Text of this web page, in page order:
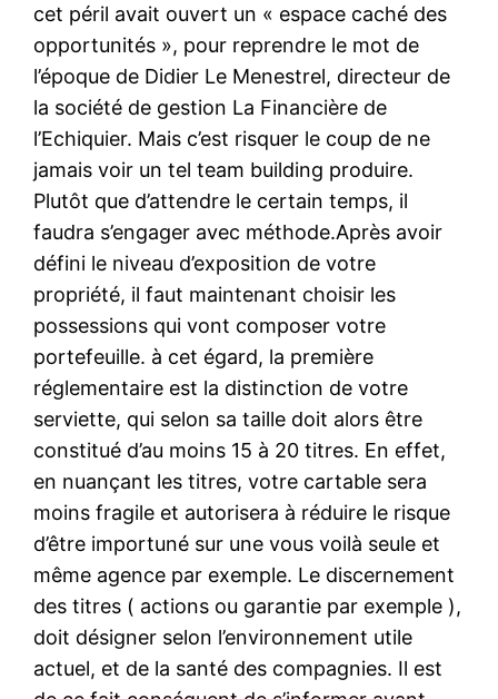
cet péril avait ouvert un « espace caché des
opportunités », pour reprendre le mot de
l’époque de Didier Le Menestrel, directeur de
la société de gestion La Financière de
l’Echiquier. Mais c’est risquer le coup de ne
jamais voir un tel team building produire.
Plutôt que d’attendre le certain temps, il
faudra s’engager avec méthode.Après avoir
défini le niveau d’exposition de votre
propriété, il faut maintenant choisir les
possessions qui vont composer votre
portefeuille. à cet égard, la première
réglementaire est la distinction de votre
serviette, qui selon sa taille doit alors être
constitué d’au moins 15 à 20 titres. En effet,
en nuançant les titres, votre cartable sera
moins fragile et autorisera à réduire le risque
d’être importuné sur une vous voilà seule et
même agence par exemple. Le discernement
des titres ( actions ou garantie par exemple ),
doit désigner selon l’environnement utile
actuel, et de la santé des compagnies. Il est